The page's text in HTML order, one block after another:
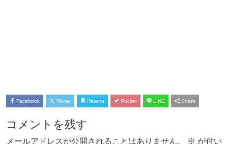
Facebook Twitter Hatena Pocket LINE Share
コメントを残す
メールアドレスが公開されることはありません。 ※ が付い